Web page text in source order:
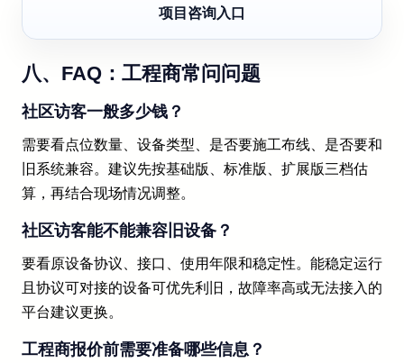
项目咨询入口
八、FAQ：工程商常问问题
社区访客一般多少钱？
需要看点位数量、设备类型、是否要施工布线、是否要和
旧系统兼容。建议先按基础版、标准版、扩展版三档估
算，再结合现场情况调整。
社区访客能不能兼容旧设备？
要看原设备协议、接口、使用年限和稳定性。能稳定运行
且协议可对接的设备可优先利旧，故障率高或无法接入的
平台建议更换。
工程商报价前需要准备哪些信息？